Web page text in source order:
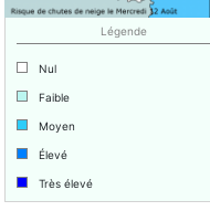
Légende
Nul
Faible
Moyen
Élevé
Très élevé